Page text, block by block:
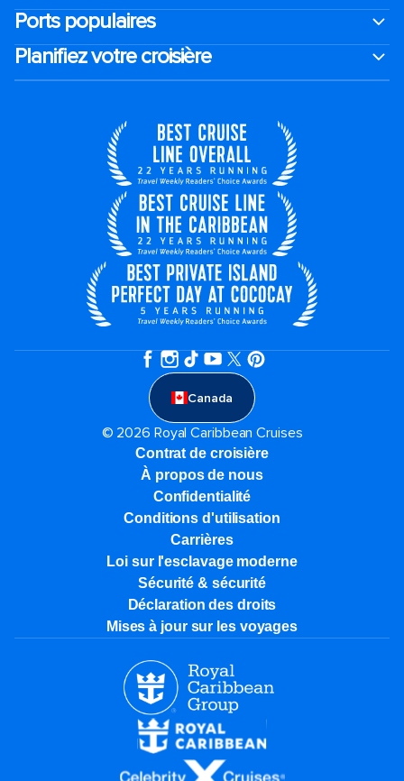
Ports populaires
Planifiez votre croisière
Canada
© 2026 Royal Caribbean Cruises
Contrat de croisière
À propos de nous
Confidentialité
Conditions d'utilisation
Carrières
Loi sur l'esclavage moderne
Sécurité & sécurité
Déclaration des droits
Mises à jour sur les voyages